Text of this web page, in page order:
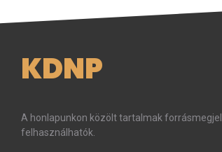
KDNP
A honlapunkon közölt tartalmak
felhasználhatók.